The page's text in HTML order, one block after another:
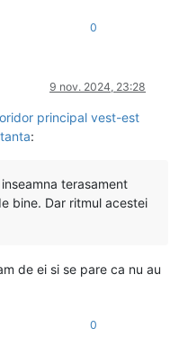
0
9 nov. 2024, 23:28
principal vest-est
:
terasament
bine. Dar ritmul acestei
de ei si se pare ca nu au
0